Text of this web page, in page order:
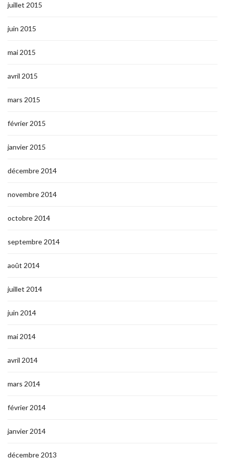
juillet 2015
juin 2015
mai 2015
avril 2015
mars 2015
février 2015
janvier 2015
décembre 2014
novembre 2014
octobre 2014
septembre 2014
août 2014
juillet 2014
juin 2014
mai 2014
avril 2014
mars 2014
février 2014
janvier 2014
décembre 2013